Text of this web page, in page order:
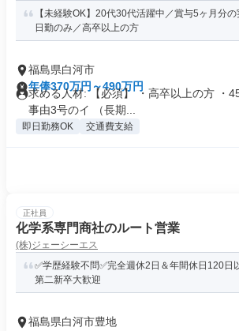
【未経験OK】20代30代活躍中／賞与5ヶ月分
日勤のみ／高卒以上の方
福島県白河市
年俸370万円～490万円
求める人材: 【必須】 ・高卒以上の方 ・
事由3号のイ （長期...
即日勤務OK 交通費支給
正社員
化学系専門商社のルート営業
(株)ジェーシーエス
✅学歴経験不問✅完全週休2日＆年間休日120日
第二新卒大歓迎
福島県白河市豊地